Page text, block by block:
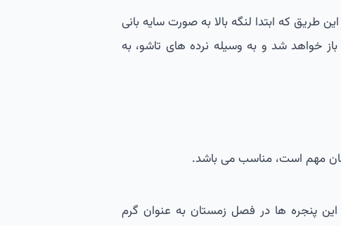
طریق که ابتدا لنگه بالا به صورت سایه بانی
باز می شود و بعد از آن لنگه پایین به اندازه 90 درجه باز خواهد شد و به وسیله نرده های تاشو، به
مهم است، مناسب می باشد.
پنجره ها در فصل زمستان به عنوان گرم